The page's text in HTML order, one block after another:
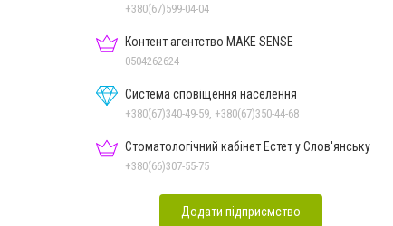
+380(67)599-04-04
Контент агентство MAKE SENSE
0504262624
Система сповіщення населення
+380(67)340-49-59, +380(67)350-44-68
Стоматологічний кабінет Естет у Слов'янську
+380(66)307-55-75
Додати підприємство